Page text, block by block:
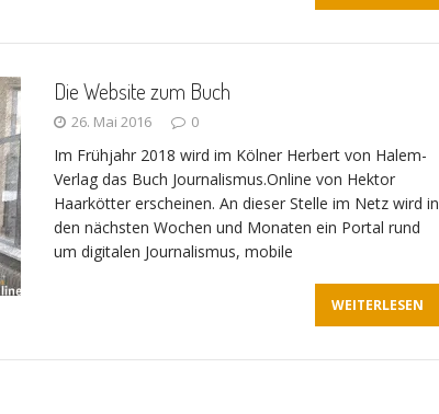
Die Website zum Buch
26. Mai 2016 0
Im Frühjahr 2018 wird im Kölner Herbert von Halem-
Verlag das Buch Journalismus.Online von Hektor
Haarkötter erscheinen. An dieser Stelle im Netz wird in
den nächsten Wochen und Monaten ein Portal rund
um digitalen Journalismus, mobile
WEITERLESEN